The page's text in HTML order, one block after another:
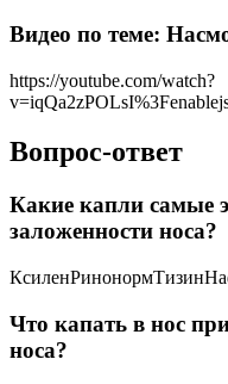
Видео по теме:
https://youtube.com/watch?
Вопрос-ответ
Какие капли самые
заложенности носа?
Что капать в нос
носа?